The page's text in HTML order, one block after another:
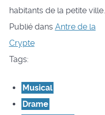
habitants de la petite ville.
Publié dans Antre de la
Crypte
Tags:
Musical
Drame